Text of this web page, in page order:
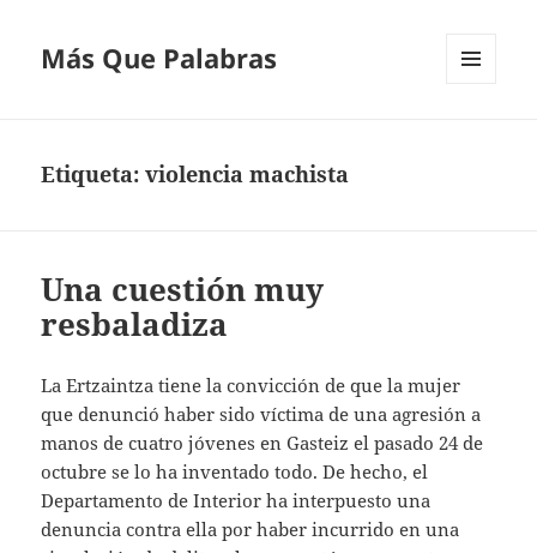
Más Que Palabras
Etiqueta:violencia machista
Una cuestión muy
resbaladiza
La Ertzaintza tiene la convicción de que la mujer
que denunció haber sido víctima de una agresión a
manos de cuatro jóvenes en Gasteiz el pasado 24 de
octubre se lo ha inventado todo. De hecho, el
Departamento de Interior ha interpuesto una
denuncia contra ella por haber incurrido en una